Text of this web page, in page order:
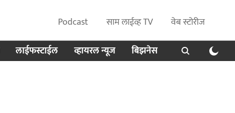
Podcast साम लाईव्ह TV
वेब स्टोरीज
लाईफस्टाईल व्हायरल न्यूज बिझनेस